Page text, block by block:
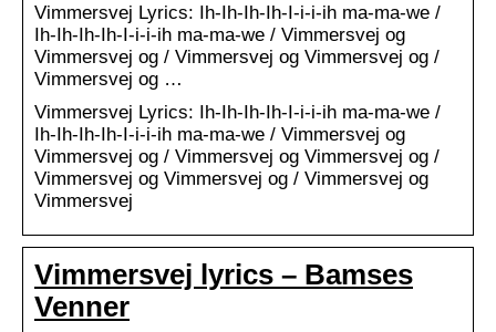
Vimmersvej Lyrics: Ih-Ih-Ih-Ih-I-i-i-ih ma-ma-we /
Ih-Ih-Ih-Ih-I-i-i-ih ma-ma-we / Vimmersvej og
Vimmersvej og / Vimmersvej og Vimmersvej og /
Vimmersvej og …
Vimmersvej Lyrics: Ih-Ih-Ih-Ih-I-i-i-ih ma-ma-we /
Ih-Ih-Ih-Ih-I-i-i-ih ma-ma-we / Vimmersvej og
Vimmersvej og / Vimmersvej og Vimmersvej og /
Vimmersvej og Vimmersvej og / Vimmersvej og
Vimmersvej
Vimmersvej lyrics – Bamses
Venner